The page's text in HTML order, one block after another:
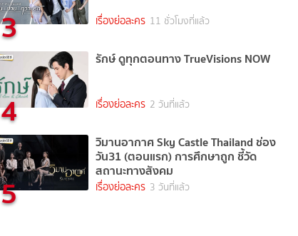
3 เรื่องย่อละคร 11 ชั่วโมงที่แล้ว
4
รักษ์ ดูทุกตอนทาง TrueVisions NOW
เรื่องย่อละคร 2 วันที่แล้ว
5
วิมานอากาศ Sky Castle Thailand ช่อง
วัน31 (ตอนแรก) การศึกษาถูก ชี้วัด
สถานะทางสังคม
เรื่องย่อละคร 3 วันที่แล้ว